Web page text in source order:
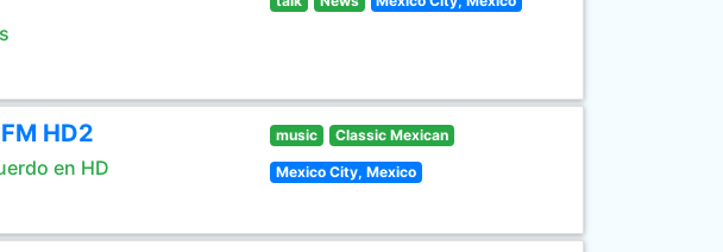
HD2
en HD
music Classic Mexican
Mexico City, Mexico